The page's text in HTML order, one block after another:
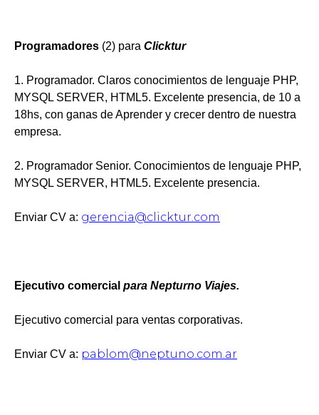
Programadores (2) para Clicktur
1. Programador. Claros conocimientos de lenguaje PHP,
MYSQL SERVER, HTML5. Excelente presencia, de 10 a
18hs, con ganas de Aprender y crecer dentro de nuestra
empresa.
2. Programador Senior. Conocimientos de lenguaje PHP,
MYSQL SERVER, HTML5. Excelente presencia.
Enviar CV a: gerencia@clicktur.com
Ejecutivo comercial para Nepturno Viajes.
Ejecutivo comercial para ventas corporativas.
Enviar CV a: pablom@neptuno.com.ar